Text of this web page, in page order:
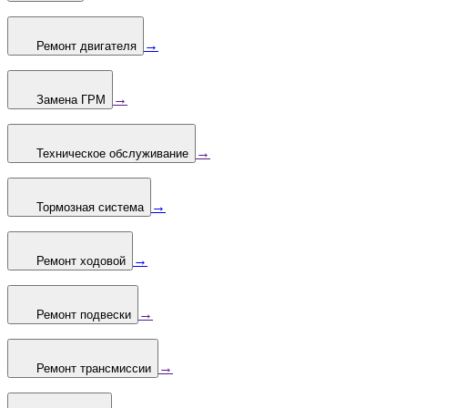
Ремонт двигателя →
Замена ГРМ →
Техническое обслуживание →
Тормозная система →
Ремонт ходовой →
Ремонт подвески →
Ремонт трансмиссии →